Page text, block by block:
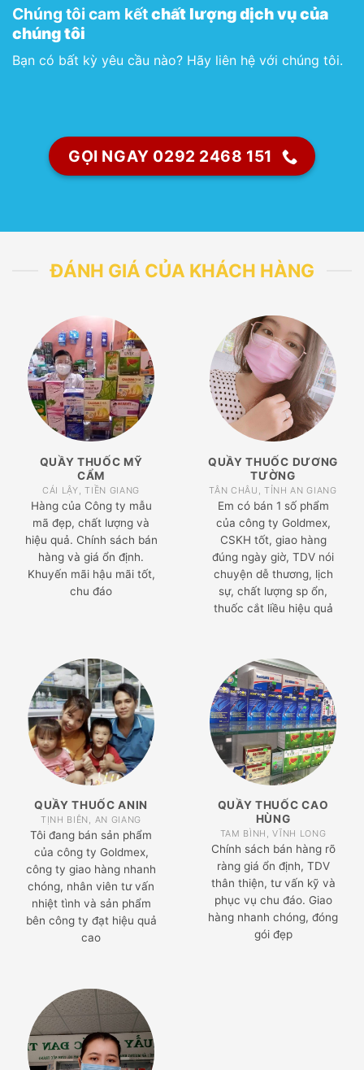
Chúng tôi cam kếtchất lượng dịch vụ của
chúng tôi
Bạn có bất kỳ yêu cầu nào? Hãy liên hệ với chúng tôi.
GỌI NGAY 0292 2468 151
ĐÁNH GIÁ CỦA KHÁCH HÀNG
QUẦY THUỐC MỸ
CẨM
CÁI LẬY, TIỀN GIANG
Hàng của Công ty mẫu
mã đẹp, chất lượng và
hiệu quả. Chính sách bán
hàng và giá ổn định.
Khuyến mãi hậu mãi tốt,
chu đáo
QUẦY THUỐC DƯƠNG
TƯỜNG
TÂN CHÂU, TỈNH AN GIANG
Em có bán 1 số phẩm
của công ty Goldmex,
CSKH tốt, giao hàng
đúng ngày giờ, TDV nói
chuyện dễ thương, lịch
sự, chất lượng sp ổn,
thuốc cắt liều hiệu quả
QUẦY THUỐC ANIN
TỊNH BIÊN, AN GIANG
Tôi đang bán sản phẩm
của công ty Goldmex,
công ty giao hàng nhanh
chóng, nhân viên tư vấn
nhiệt tình và sản phẩm
bên công ty đạt hiệu quả
cao
QUẦY THUỐC CAO
HÙNG
TAM BÌNH, VĨNH LONG
Chính sách bán hàng rõ
ràng giá ổn định, TDV
thân thiện, tư vấn kỹ và
phục vụ chu đáo. Giao
hàng nhanh chóng, đóng
gói đẹp